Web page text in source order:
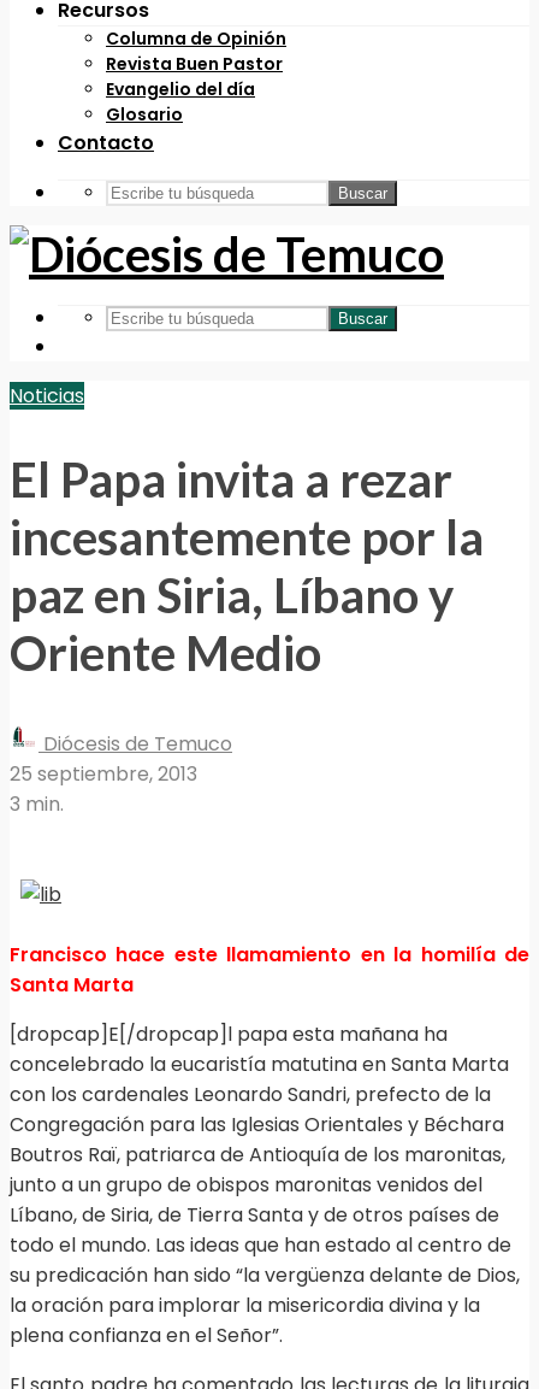
Recursos
Columna de Opinión
Revista Buen Pastor
Evangelio del día
Glosario
Contacto
Buscar
Buscar
Noticias
El Papa invita a rezar
incesantemente por la
paz en Siria, Líbano y
Oriente Medio
Diócesis de Temuco
25 septiembre, 2013
3 min.
Francisco hace este llamamiento en la homilí­a de
Santa Marta
[dropcap]E[/dropcap]l papa esta mañana ha
concelebrado la eucaristía matutina en Santa Marta
con los cardenales Leonardo Sandri, prefecto de la
Congregación para las Iglesias Orientales y Béchara
Boutros Raï, patriarca de Antioquía de los maronitas,
junto a un grupo de obispos maronitas venidos del
Líbano, de Siria, de Tierra Santa y de otros países de
todo el mundo. Las ideas que han estado al centro de
su predicación han sido “la vergüenza delante de Dios,
la oración para implorar la misericordia divina y la
plena confianza en el Señor”.